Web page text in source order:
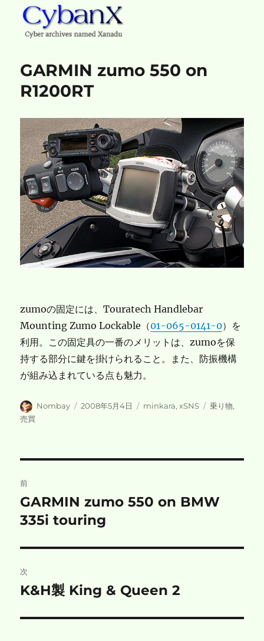
GARMIN zumo 550 on
R1200RT
zumoの固定には、Touratech Handlebar
Mounting Zumo Lockable（01-065-0141-0）を
利用。この固定具の一番のメリットは、zumoを保
持する部分に鍵を掛けられること。また、防振機構
が組み込まれている点も魅力。
投
Nombay
投
2008年5月4日
カ
minkara,xSNS
タ
乗り物,
売買
稿
ナ
ビ
ゲ
ー
シ
前
前
の
稿:
GARMIN zumo 550 on BMW
335i touring
次
次
投
K&H製 King & Queen 2